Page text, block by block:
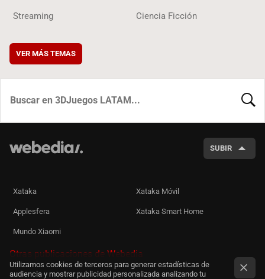
Streaming Ciencia Ficción
VER MÁS TEMAS
SUBIR
Xataka Xataka Móvil
Applesfera Xataka Smart Home
Mundo Xiaomi
Otras publicaciones de Webedia
Utilizamos cookies de terceros para generar estadísticas de
audiencia y mostrar publicidad personalizada analizando tu